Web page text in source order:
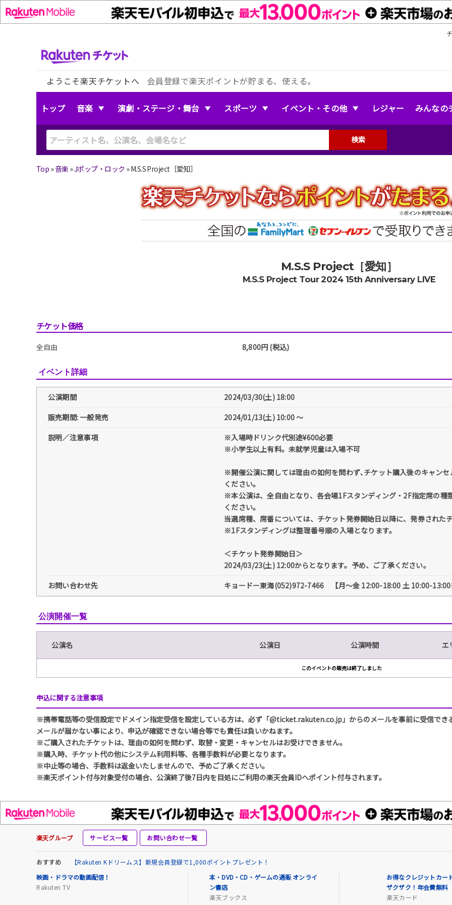
ようこそ楽天チケットへ 会員登録で楽天ポイントが貯まる、使える。
トップ 音楽 演劇・ステージ・舞台 スポーツ イベント・その他 レジャー みんなの
検索
Top »音楽 »Jポップ・ロック »M.S.S Project［愛知］
M.S.S Project［愛知］
M.S.S Project Tour 2024 15th Anniversary LIVE
チケット価格
全自由 8,800円 (税込)
イベント詳細
公演期間
2024/03/30(土) 18:00
販売期間: 一般発売
2024/01/13(土) 10:00 〜
説明／注意事項
※入場時ドリンク代別途¥600必要
※小学生以上有料。未就学児童は入場不可
※開催公演に関しては理由の如何を問わず､チケット購入後のキャン
ください。
※本公演は、全自由となり、各会場1Fスタンディング・2F指定席の
ください。
当選席種、席番については、チケット発券開始日以降に、発券された
※1Fスタンディングは整理番号順の入場となります。
＜チケット発券開始日＞
2024/03/23(土) 12:00からとなります。予め、ご了承ください。
お問い合わせ先
キョードー東海(052)972-7466 【月～金 12:00-18:00 土 10:00-
公演開催一覧
公演名 公演日 公演時間 エ
このイベントの販売は終了しました
申込に関する注意事項
※携帯電話等の受信設定でドメイン指定受信を設定している方は、必ず「@ticket.rakuten.co.jp」からのメールを事前に受信でき
メールが届かない事により、申込が確認できない場合等でも責任は負いかねます。
※ご購入されたチケットは、理由の如何を問わず、取替・変更・キャンセルはお受けできません。
※購入時、チケット代の他にシステム利用料等、各種手数料が必要となります。
※中止等の場合、手数料は返金いたしませんので、予めご了承ください。
※楽天ポイント付与対象受付の場合、公演終了後7日内を目処にご利用の楽天会員IDへポイント付与されます。
楽天グループ サービス一覧 お問い合わせ一覧
おすすめ
【Rakuten Kドリームス】新規会員登録で1,000ポイントプレゼント！
映画・ドラマの動画配信！
Rakuten TV
本・DVD・CD・ゲームの通販 オンライ
ン書店
楽天ブックス
お得なクレジットカー
ザクザク！年会費無料
楽天カード